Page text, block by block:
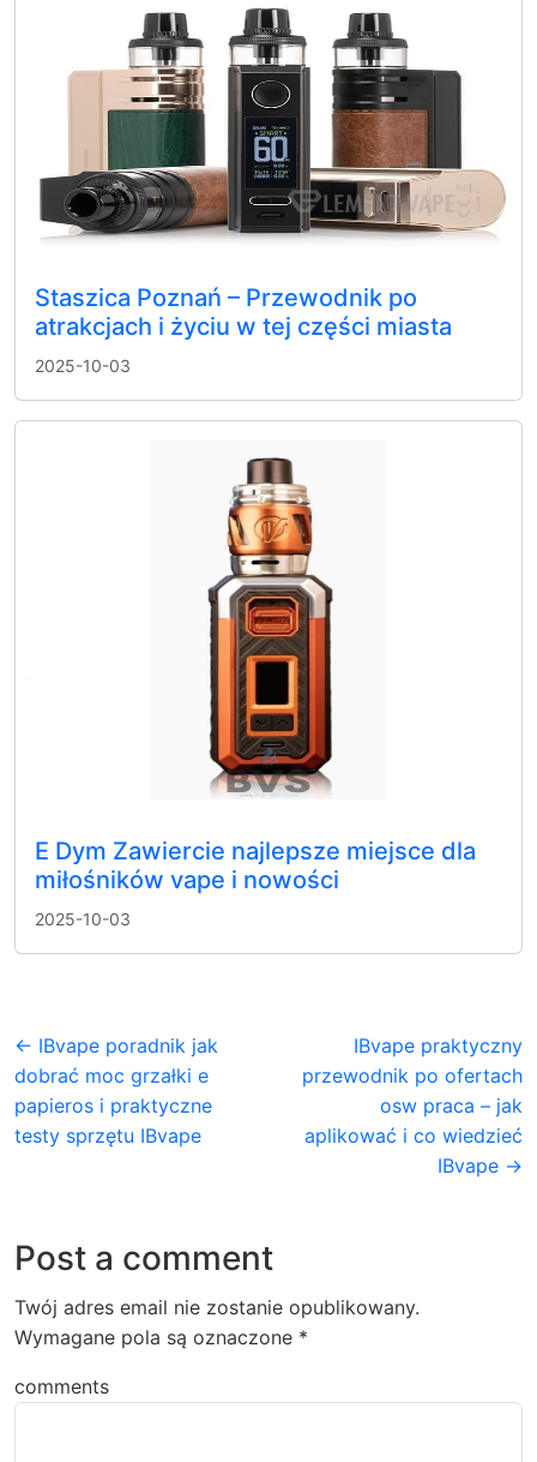
Staszica Poznań – Przewodnik po
atrakcjach i życiu w tej części miasta
2025-10-03
E Dym Zawiercie najlepsze miejsce dla
miłośników vape i nowości
2025-10-03
← IBvape poradnik jak
dobrać moc grzałki e
papieros i praktyczne
testy sprzętu IBvape
IBvape praktyczny
przewodnik po ofertach
osw praca – jak
aplikować i co wiedzieć
IBvape →
Post a comment
Twój adres email nie zostanie opublikowany.
Wymagane pola są oznaczone *
comments